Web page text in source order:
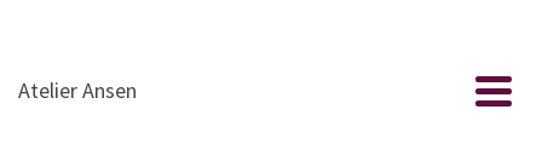
Atelier Ansen